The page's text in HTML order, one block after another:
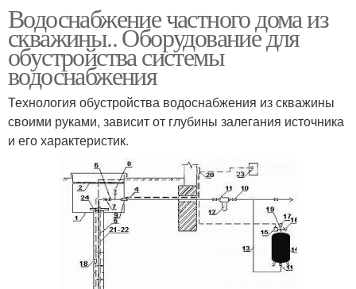
Водоснабжение частного дома из
скважины.. Оборудование для
обустройства системы
водоснабжения
Технология обустройства водоснабжения из скважины
своими руками, зависит от глубины залегания источника
и его характеристик.